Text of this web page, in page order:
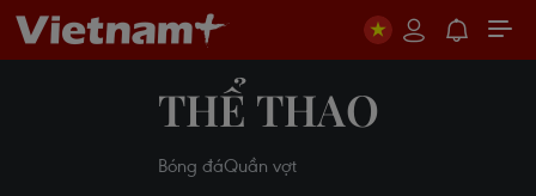
THỂ THAO
Bóng đáQuần vợt